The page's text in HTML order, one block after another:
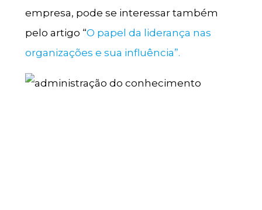
empresa, pode se interessar também
pelo artigo “O papel da liderança nas
organizações e sua influência”.